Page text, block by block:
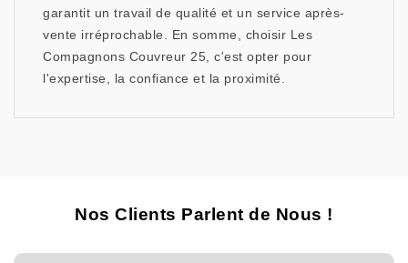
garantit un travail de qualité et un service après-
vente irréprochable. En somme, choisir Les
Compagnons Couvreur 25, c'est opter pour
l'expertise, la confiance et la proximité.
Nos Clients Parlent de Nous !